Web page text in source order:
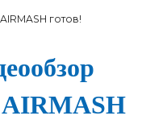
готов!
AIRMASH